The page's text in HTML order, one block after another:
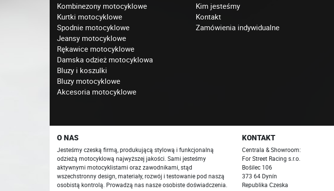
Kombinezony motocyklowe
Kurtki motocyklowe
Spodnie motocyklowe
Jeansy motocyklowe
Rękawice motocyklowe
Damska odzież motocyklowa
Bluzy i koszulki
Bluzy motocyklowe
Akcesoria motocyklowe
Kim jesteśmy
Kontakt
Zamówienia indywidualne
O NAS
Jesteśmy czeską firmą, produkującą stylową i funkcjonalną
odzieżą motocyklową najwyższej jakości. Sami jesteśmy
aktywnymi motocyklistami oraz zawodnikami, stąd
wszechstronny design, materiały, rozwój i testowanie pod naszą
osobistą kontrolą. Prowadzą nas nasze osobiste doświadczenia.
KONTAKT
Centrala & Showroom:
For Street Racing s.r.o.
Bošilec 106
373 64 Dynín
Republika Czeska